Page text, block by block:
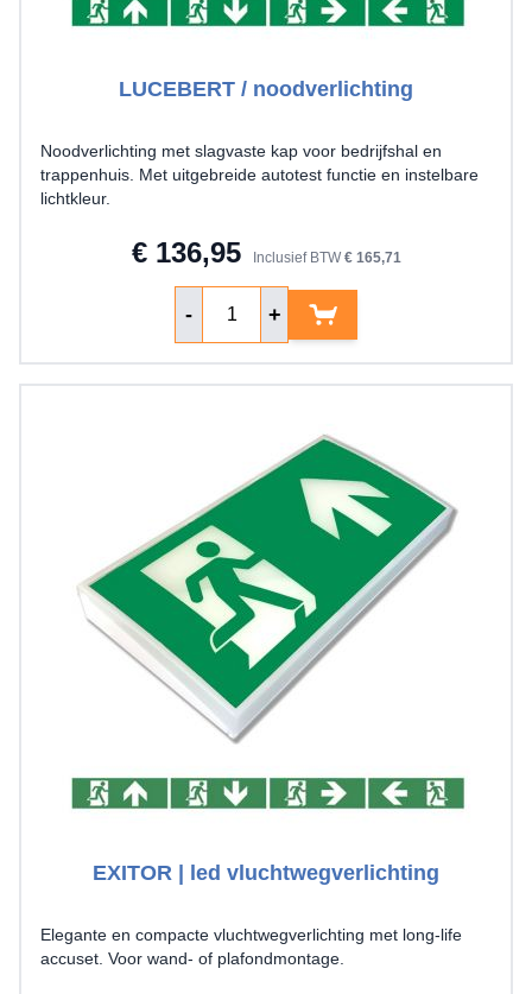
LUCEBERT / noodverlichting
Noodverlichting met slagvaste kap voor bedrijfshal en
trappenhuis. Met uitgebreide autotest functie en instelbare
lichtkleur.
€ 136,95 Inclusief BTW € 165,71
- +
EXITOR | led vluchtwegverlichting
Elegante en compacte vluchtwegverlichting met long-life
accuset. Voor wand- of plafondmontage.